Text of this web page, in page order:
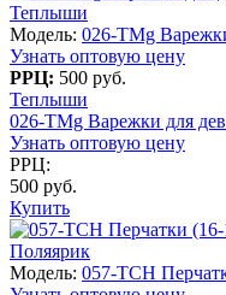
Теплыши
Модель: 026-TMg
Узнать оптовую цену
РРЦ: 500 руб.
Теплыши
026-TMg Варежки для
Узнать оптовую цену
РРЦ:
500 руб.
Купить
Поляярик
Модель: 057-TCH